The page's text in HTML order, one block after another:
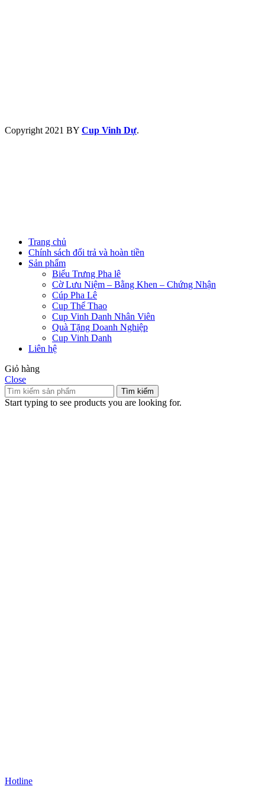
Copyright 2021 BY Cup Vinh Dự.
Trang chủ
Chính sách đổi trả và hoàn tiền
Sản phẩm
Biểu Trưng Pha lê
Cờ Lưu Niệm – Bằng Khen – Chứng Nhận
Cúp Pha Lê
Cup Thể Thao
Cup Vinh Danh Nhân Viên
Quà Tặng Doanh Nghiệp
Cup Vinh Danh
Liên hệ
Giỏ hàng
Close
Tìm kiếm
Start typing to see products you are looking for.
Hotline